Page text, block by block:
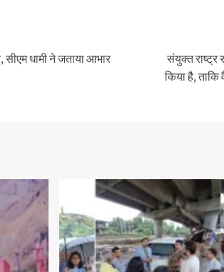
धामी ने जताया आभार
संयुक्त राष्ट्र
किया है,